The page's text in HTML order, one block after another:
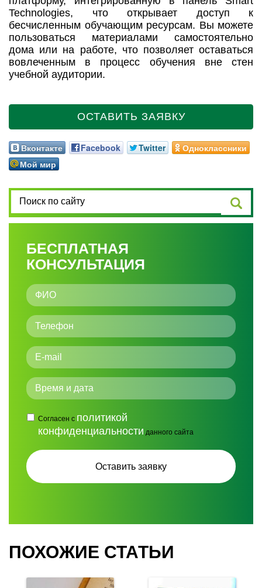
Technologies, что открывает доступ к
бесчисленным обучающим ресурсам. Вы можете
пользоваться материалами самостоятельно
дома или на работе, что позволяет оставаться
вовлеченным в процесс обучения вне стен
учебной аудитории.
ОСТАВИТЬ ЗАЯВКУ
Вконтакте Facebook Twitter
Одноклассники
Мой мир
БЕСПЛАТНАЯ
КОНСУЛЬТАЦИЯ
Согласен с политикой
конфиденциальности данного сайта
ПОХОЖИЕ СТАТЬИ